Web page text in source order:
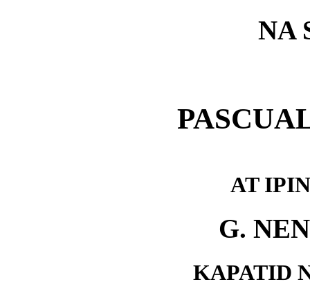
NA
AT
G.
KAPATID